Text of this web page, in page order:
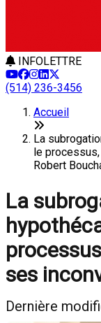
INFOLETTRE
(514) 236-3456
Accueil
La
le
Robert
La
ses
Dernière